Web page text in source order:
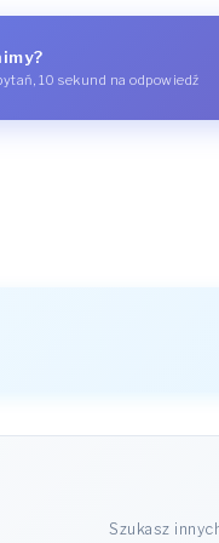
10 sekund na odpowiedź
Szukasz